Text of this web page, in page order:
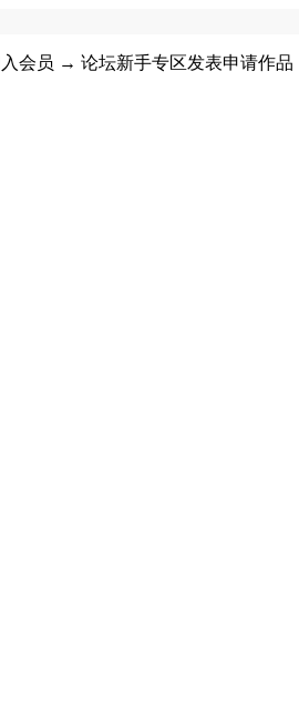
会员 → 论坛新手专区发表申请作品